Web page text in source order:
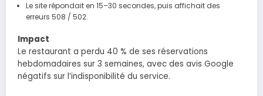
Le site répondait en 15–30 secondes, puis affichait des
erreurs 508 / 502.
Impact
Le restaurant a perdu 40 % de ses réservations
hebdomadaires sur 3 semaines, avec des avis Google
négatifs sur l’indisponibilité du service.